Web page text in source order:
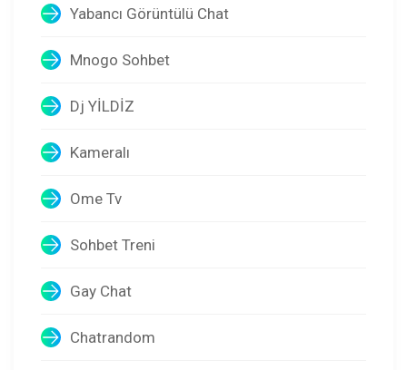
Yabancı Görüntülü Chat
Mnogo Sohbet
Dj YİLDİZ
Kameralı
Ome Tv
Sohbet Treni
Gay Chat
Chatrandom